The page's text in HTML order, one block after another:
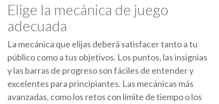
Elige la mecánica de juego
adecuada
La mecánica que elijas deberá satisfacer tanto a tu
público como a tus objetivos. Los puntos, las insignias
y las barras de progreso son fáciles de entender y
excelentes para principiantes. Las mecánicas más
avanzadas, como los retos con límite de tiempo o los